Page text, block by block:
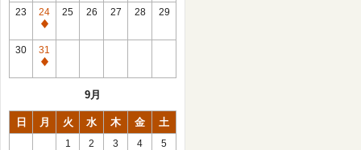
館
日
23
24
休
館
日
25 26 27 28 29
30
31
休
9月
日 月 火 水 木 金 土
1 2 3 4 5